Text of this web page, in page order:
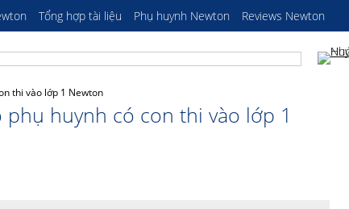
Tổng hợp tài liệu Phụ huynh Newton Reviews Newton
thi vào lớp 1 Newton
huynh có con thi vào lớp 1